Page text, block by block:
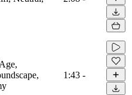
1:43 -